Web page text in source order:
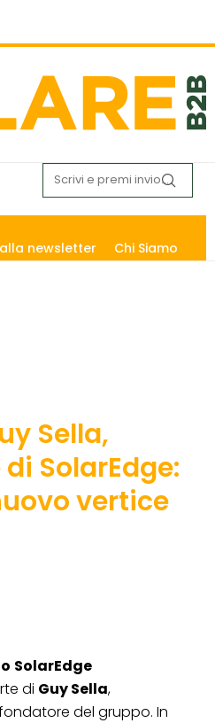
newsletter Chi Siamo
Sella,
SolarEdge:
vertice
SolarEdge
di Guy Sella,
del gruppo. In